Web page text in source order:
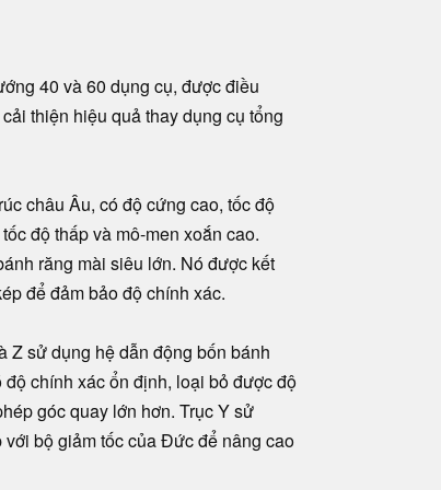
40 và 60 dụng cụ, được điều
thiện hiệu quả thay dụng cụ tổng
châu Âu, có độ cứng cao, tốc độ
độ thấp và mô-men xoắn cao.
răng mài siêu lớn. Nó được kết
để đảm bảo độ chính xác.
Z sử dụng hệ dẫn động bốn bánh
chính xác ổn định, loại bỏ được độ
góc quay lớn hơn. Trục Y sử
bộ giảm tốc của Đức để nâng cao